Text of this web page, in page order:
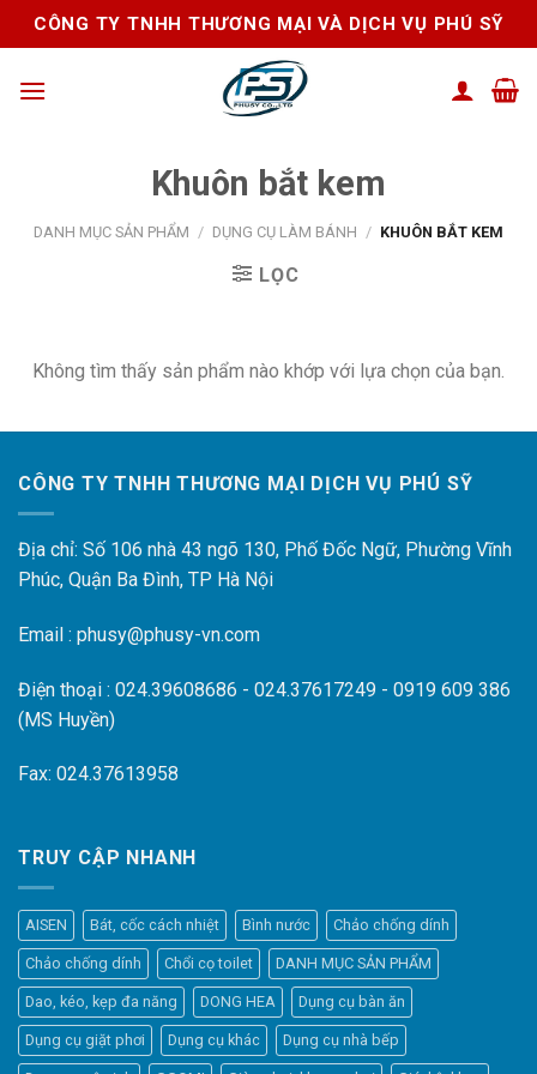
Skip
to
CÔNG TY TNHH THƯƠNG MẠI VÀ DỊCH VỤ PHÚ SỸ
Khuôn bắt kem
DANH MỤC SẢN PHẨM / DỤNG CỤ LÀM BÁNH / KHUÔN BẮT KEM
LỌC
Không tìm thấy sản phẩm nào khớp với lựa chọn của bạn.
CÔNG TY TNHH THƯƠNG MẠI DỊCH VỤ PHÚ SỸ
Địa chỉ: Số 106 nhà 43 ngõ 130, Phố Đốc Ngữ, Phường Vĩnh
Phúc, Quận Ba Đình, TP Hà Nội
Email : phusy@phusy-vn.com
Điện thoại : 024.39608686 - 024.37617249 - 0919 609 386
(MS Huyền)
Fax: 024.37613958
TRUY CẬP NHANH
AISEN Bát, cốc cách nhiệt Bình nước Chảo chống dính
Chảo chống dính Chổi cọ toilet DANH MỤC SẢN PHẨM
Dao, kéo, kẹp đa năng DONG HEA Dụng cụ bàn ăn
Dụng cụ giặt phơi Dụng cụ khác Dụng cụ nhà bếp